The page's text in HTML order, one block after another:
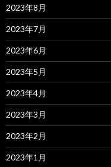
2023年8月
2023年7月
2023年6月
2023年5月
2023年4月
2023年3月
2023年2月
2023年1月